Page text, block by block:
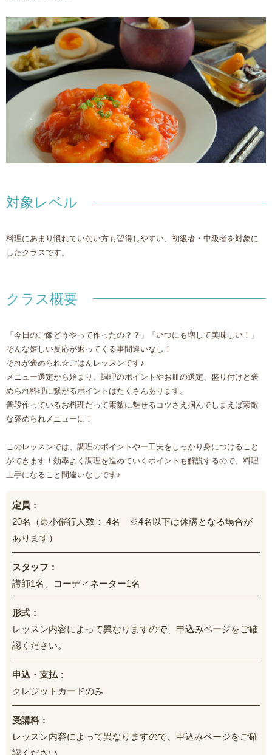
対象レベル
料理にあまり慣れていない方も習得しやすい、初級者・中級者を対象に
したクラスです。
クラス概要
「今日のご飯どうやって作ったの？？」「いつにも増して美味しい！」
そんな嬉しい反応が返ってくる事間違いなし！
それが褒められ☆ごはんレッスンです♪
メニュー選定から始まり、調理のポイントやお皿の選定、盛り付けと褒
められ料理に繋がるポイントはたくさんあります。
普段作っているお料理だって素敵に魅せるコツさえ掴んでしまえば素敵
な褒められメニューに！
このレッスンでは、調理のポイントや一工夫をしっかり身につけること
ができます！効率よく調理を進めていくポイントも解説するので、料理
上手になること間違いなしです♪
定員
20名（最小催行人数： 4名 ※4名以下は休講となる場合が
あります）
スタッフ
講師1名、コーディネーター1名
形式
レッスン内容によって異なりますので、申込みページをご確
認ください。
申込・支払
クレジットカードのみ
受講料
レッスン内容によって異なりますので、申込みページをご確
認ください。